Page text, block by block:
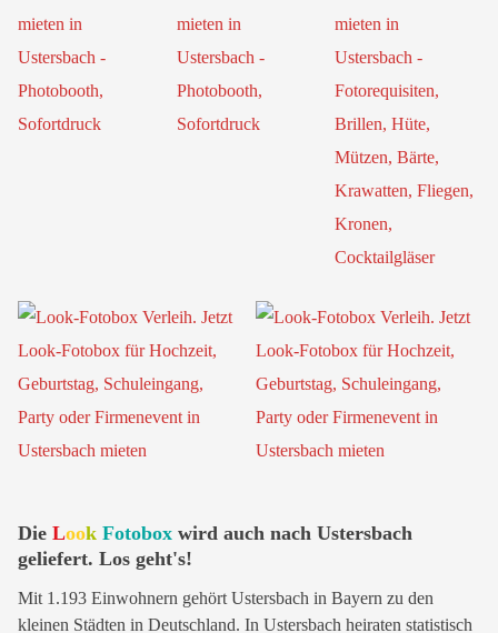
Die Look Fotobox wird auch nach Ustersbach
geliefert. Los geht's!
Mit 1.193 Einwohnern gehört Ustersbach in Bayern zu den
kleinen Städten in Deutschland. In Ustersbach heiraten statistisch